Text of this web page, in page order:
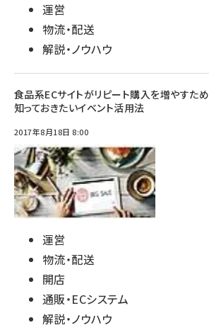
運営
物流・配送
解説・ノウハウ
食品系ECサイトがリピート購入を増やすため
知っておきたいイベント活用法
2017年8月18日 8:00
運営
物流・配送
開店
通販・ECシステム
解説・ノウハウ